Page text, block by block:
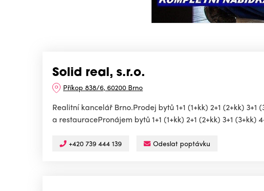
Solid real, s.r.o.
Příkop 838/6, 60200 Brno
Realitní kancelář Brno.Prodej bytů 1+1 (1+kk) 2+1 (2+kk)
a restauracePronájem bytů 1+1 (1+kk) 2+1 (2+kk) 3+1 (3+kk)
+420 739 444 139 Odeslat poptávku